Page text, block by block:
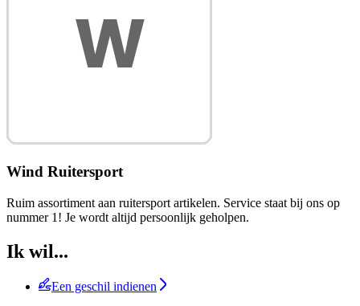
Wind Ruitersport
Ruim assortiment aan ruitersport artikelen. Service staat bij ons op
nummer 1! Je wordt altijd persoonlijk geholpen.
Ik wil...
Een geschil indienen